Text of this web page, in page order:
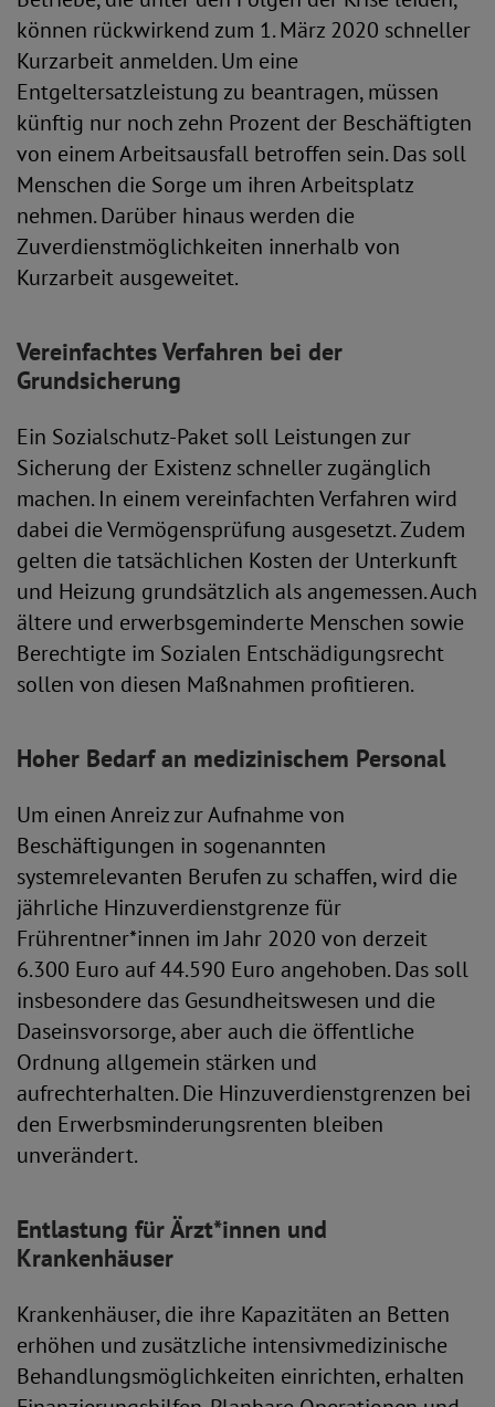
können rückwirkend zum 1. März 2020 schneller
Kurzarbeit anmelden. Um eine
Entgeltersatzleistung zu beantragen, müssen
künftig nur noch zehn Prozent der Beschäftigten
von einem Arbeitsausfall betroffen sein. Das soll
Menschen die Sorge um ihren Arbeitsplatz
nehmen. Darüber hinaus werden die
Zuverdienstmöglichkeiten innerhalb von
Kurzarbeit ausgeweitet.
Vereinfachtes Verfahren bei der
Grundsicherung
Ein Sozialschutz-Paket soll Leistungen zur
Sicherung der Existenz schneller zugänglich
machen. In einem vereinfachten Verfahren wird
dabei die Vermögensprüfung ausgesetzt. Zudem
gelten die tatsächlichen Kosten der Unterkunft
und Heizung grundsätzlich als angemessen. Auch
ältere und erwerbsgeminderte Menschen sowie
Berechtigte im Sozialen Entschädigungsrecht
sollen von diesen Maßnahmen profitieren.
Hoher Bedarf an medizinischem Personal
Um einen Anreiz zur Aufnahme von
Beschäftigungen in sogenannten
systemrelevanten Berufen zu schaffen, wird die
jährliche Hinzuverdienstgrenze für
Frührentner*innen im Jahr 2020 von derzeit
6.300 Euro auf 44.590 Euro angehoben. Das soll
insbesondere das Gesundheitswesen und die
Daseinsvorsorge, aber auch die öffentliche
Ordnung allgemein stärken und
aufrechterhalten. Die Hinzuverdienstgrenzen bei
den Erwerbsminderungsrenten bleiben
unverändert.
Entlastung für Ärzt*innen und
Krankenhäuser
Krankenhäuser, die ihre Kapazitäten an Betten
erhöhen und zusätzliche intensivmedizinische
Behandlungsmöglichkeiten einrichten, erhalten